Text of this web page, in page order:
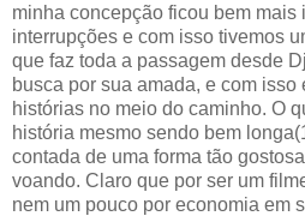
minha concepção ficou bem mais
interrupções e com isso tivemos
que faz toda a passagem desde
busca por sua amada, e com
histórias no meio do caminho. O
história mesmo sendo bem
contada de uma forma tão
voando. Claro que por ser um
nem um pouco por economia em